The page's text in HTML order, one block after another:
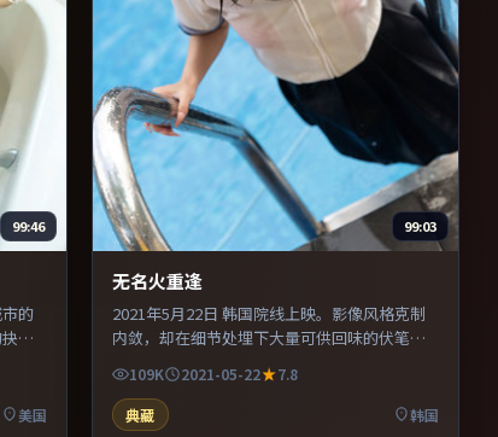
99:46
的
表
美国
99:03
无名火重逢
2021年5月22日 韩国院线上映。影像风格克制
内敛，却在细节处埋下大量可供回味的伏笔。
的观众。既有类型片爽感，也保留作者表达，
口碑潜力不俗。
109K 2021-05-22
7.8
典藏
韩国